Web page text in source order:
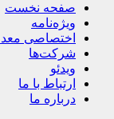
صفحه نخست
ویژه‌نامه
اختصاصی
شرکت‌ها
ویدئو
ارتباط با ما
درباره ما